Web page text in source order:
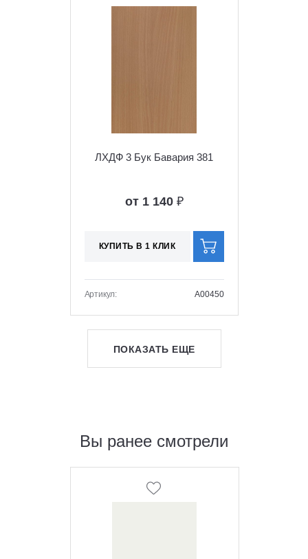
ЛХДФ 3 Бук Бавария 381
от 1 140 ₽
КУПИТЬ В 1 КЛИК
Артикул: A00450
ПОКАЗАТЬ ЕЩЕ
Вы ранее смотрели